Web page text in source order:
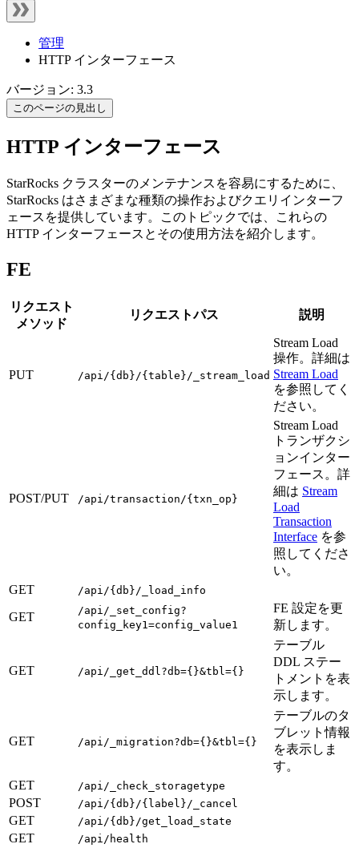
管理
HTTP インターフェース
バージョン: 3.3
このページの見出し
HTTP インターフェース
StarRocks クラスターのメンテナンスを容易にするために、
StarRocks はさまざまな種類の操作およびクエリインターフ
ェースを提供しています。このトピックでは、これらの
HTTP インターフェースとその使用方法を紹介します。
FE
リクエスト
メソッド
リクエストパス 説明
PUT /api/{db}/{table}/_stream_load
Stream Load
操作。詳細は
Stream Load
を参照してく
ださい。
POST/PUT /api/transaction/{txn_op}
Stream Load
トランザクシ
ョンインター
フェース。詳
細は Stream
Load
Transaction
Interface を参
照してくださ
い。
GET
/api/{db}/_load_info
GET
/api/_set_config?
config_key1=config_value1
FE 設定を更
新します。
GET /api/_get_ddl?db={}&tbl={}
テーブル
DDL ステー
トメントを表
示します。
GET /api/_migration?db={}&tbl={}
テーブルのタ
ブレット情報
を表示しま
す。
GET
/api/_check_storagetype
POST /api/{db}/{label}/_cancel
GET /api/{db}/get_load_state
GET /api/health